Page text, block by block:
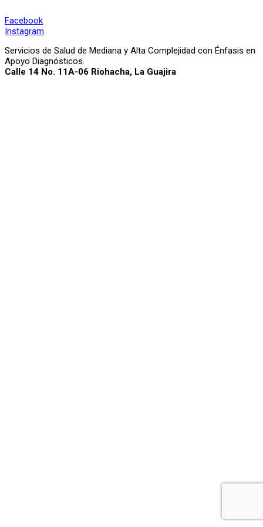
Facebook
Instagram
Servicios de Salud de Mediana y Alta Complejidad con Énfasis en
Apoyo Diagnósticos.
Calle 14 No. 11A-06 Riohacha, La Guajira